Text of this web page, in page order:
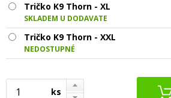
Tričko K9 Thorn - XL
SKLADEM U DODAVATELE
Tričko K9 Thorn - XXL
NEDOSTUPNÉ
ks